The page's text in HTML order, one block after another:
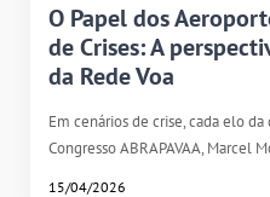
O Papel dos
de Crises: A
da Rede Voa
Em cenários de crise, cada elo
Congresso ABRAPAVAA, Marcel
15/04/2026